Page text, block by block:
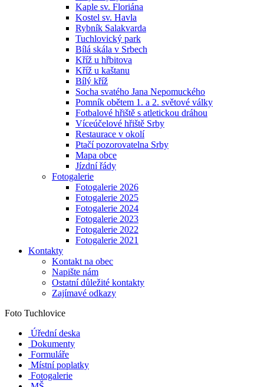
Kaple sv. Floriána
Kostel sv. Havla
Rybník Salakvarda
Tuchlovický park
Bílá skála v Srbech
Kříž u hřbitova
Kříž u kaštanu
Bílý kříž
Socha svatého Jana Nepomuckého
Pomník obětem 1. a 2. světové války
Fotbalové hřiště s atletickou dráhou
Víceúčelové hřiště Srby
Restaurace v okolí
Ptačí pozorovatelna Srby
Mapa obce
Jízdní řády
Fotogalerie
Fotogalerie 2026
Fotogalerie 2025
Fotogalerie 2024
Fotogalerie 2023
Fotogalerie 2022
Fotogalerie 2021
Kontakty
Kontakt na obec
Napište nám
Ostatní důležité kontakty
Zajímavé odkazy
Foto Tuchlovice
Úřední deska
Dokumenty
Formuláře
Místní poplatky
Fotogalerie